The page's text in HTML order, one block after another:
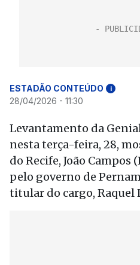
ESTADÃO CONTEÚDO i
28/04/2026 - 11:30
Levantamento da
nesta terça-feira, 28,
do Recife, João Campos
pelo governo de
titular do cargo, Raquel